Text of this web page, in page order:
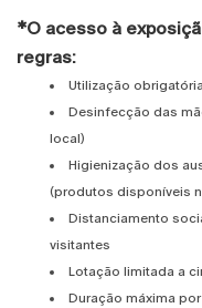
*O acesso à
regras:
Utilização
Desinfecção das
local)
Higienização dos
(produtos disponíveis
Distanciamento
visitantes
Lotação limitada a
Duração máxima